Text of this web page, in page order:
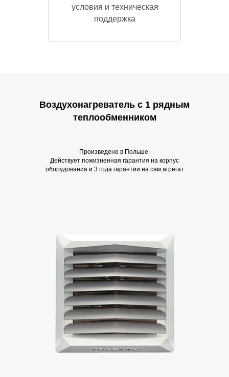
условия и техническая
поддержка
Скачать каталог
Воздухонагреватель с 1 рядным
теплообменником
Произведено в Польше.
Действует пожизненная гарантия на корпус
оборудования и 3 года гарантии на сам агрегат